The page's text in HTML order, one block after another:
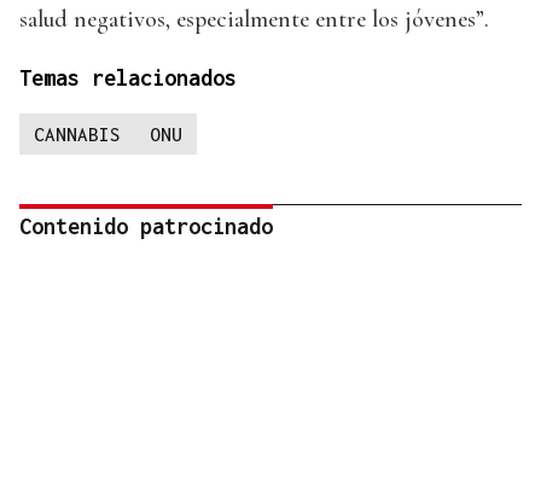
salud negativos, especialmente entre los jóvenes”.
Temas relacionados
CANNABIS ONU
Contenido patrocinado